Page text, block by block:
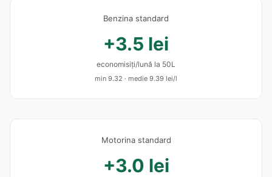
Benzina standard
+3.5 lei
economisiți/lună la 50L
min 9.32 · medie 9.39 lei/l
Motorina standard
+3.0 lei